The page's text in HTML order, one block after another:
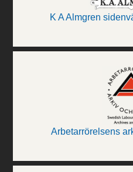
K A Almgren
Arbetarrörelsens